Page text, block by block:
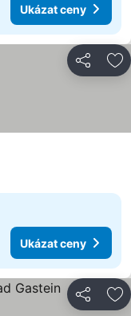
Ukázat ceny
Sdílet
Ukázat ceny
Sdílet